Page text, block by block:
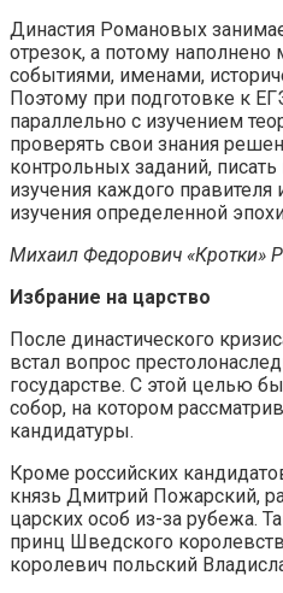
Династия Романовых
отрезок, а потому
событиями, именами,
Поэтому при подготовке к
параллельно с изучением
проверять свои знания
контрольных заданий,
изучения каждого
изучения определенной
Михаил Федорович «Кротки»
Избрание на царство
После династического
встал вопрос
государстве. С этой целью
собор, на котором
кандидатуры.
Кроме российских
князь Дмитрий Пожарский,
царских особ из-за рубежа.
принц Шведского
королевич польский